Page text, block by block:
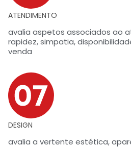
ATENDIMENTO
avalia aspetos associados ao
rapidez, simpatia,
venda
DESIGN
avalia a vertente estética,